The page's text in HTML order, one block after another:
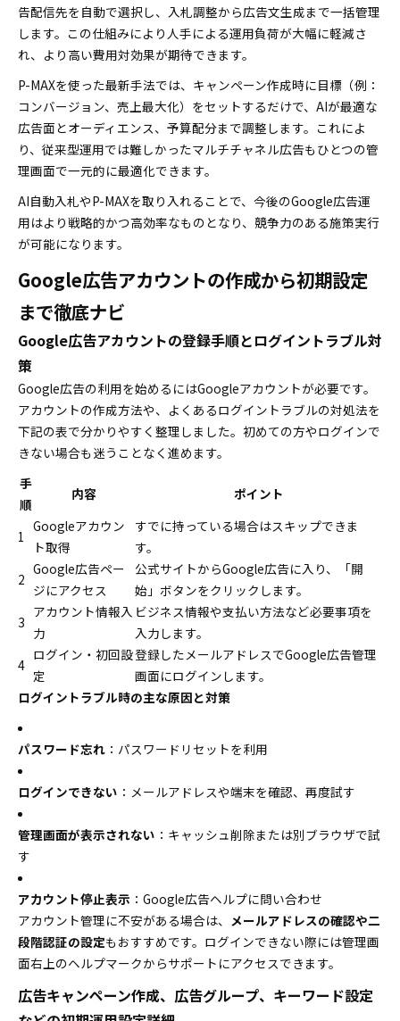
告配信先を自動で選択し、入札調整から広告文生成まで一括管理
します。この仕組みにより人手による運用負荷が大幅に軽減さ
れ、より高い費用対効果が期待できます。
P-MAXを使った最新手法では、キャンペーン作成時に目標（例：
コンバージョン、売上最大化）をセットするだけで、AIが最適な
広告面とオーディエンス、予算配分まで調整します。これによ
り、従来型運用では難しかったマルチチャネル広告もひとつの管
理画面で一元的に最適化できます。
AI自動入札やP-MAXを取り入れることで、今後のGoogle広告運
用はより戦略的かつ高効率なものとなり、競争力のある施策実行
が可能になります。
Google広告アカウントの作成から初期設定
まで徹底ナビ
Google広告アカウントの登録手順とログイントラブル対
策
Google広告の利用を始めるにはGoogleアカウントが必要です。
アカウントの作成方法や、よくあるログイントラブルの対処法を
下記の表で分かりやすく整理しました。初めての方やログインで
きない場合も迷うことなく進めます。
手
順
内容 ポイント
1
Googleアカウン
ト取得
すでに持っている場合はスキップできま
す。
2
Google広告ペー
ジにアクセス
公式サイトからGoogle広告に入り、「開
始」ボタンをクリックします。
3
アカウント情報入
力
ビジネス情報や支払い方法など必要事項を
入力します。
4
ログイン・初回設
定
登録したメールアドレスでGoogle広告管理
画面にログインします。
ログイントラブル時の主な原因と対策
パスワード忘れ ：パスワードリセットを利用
ログインできない ：メールアドレスや端末を確認、再度試す
管理画面が表示されない ：キャッシュ削除または別ブラウザで試
す
アカウント停止表示 ：Google広告ヘルプに問い合わせ
アカウント管理に不安がある場合は、 メールアドレスの確認や二
段階認証の設定もおすすめです。ログインできない際には管理画
面右上のヘルプマークからサポートにアクセスできます。
広告キャンペーン作成、広告グループ、キーワード設定